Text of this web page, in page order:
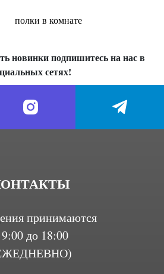
полки в комнате
новинки подпишитесь на нас в
сетях!
принимаются
9:00 до 18:00